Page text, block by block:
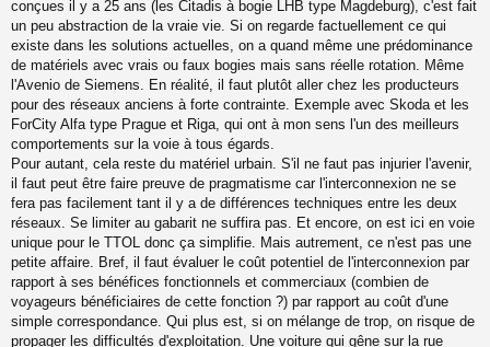
g
e
n
o
n
u
conçues il y a 25 ans (les Citadis à bogie LHB type Magdeburg), c'est fait
un peu abstraction de la vraie vie. Si on regarde factuellement ce qui
existe dans les solutions actuelles, on a quand même une prédominance
de matériels avec vrais ou faux bogies mais sans réelle rotation. Même
l'Avenio de Siemens. En réalité, il faut plutôt aller chez les producteurs
pour des réseaux anciens à forte contrainte. Exemple avec Skoda et les
ForCity Alfa type Prague et Riga, qui ont à mon sens l'un des meilleurs
comportements sur la voie à tous égards.
Pour autant, cela reste du matériel urbain. S'il ne faut pas injurier l'avenir,
il faut peut être faire preuve de pragmatisme car l'interconnexion ne se
fera pas facilement tant il y a de différences techniques entre les deux
réseaux. Se limiter au gabarit ne suffira pas. Et encore, on est ici en voie
unique pour le TTOL donc ça simplifie. Mais autrement, ce n'est pas une
petite affaire. Bref, il faut évaluer le coût potentiel de l'interconnexion par
rapport à ses bénéfices fonctionnels et commerciaux (combien de
voyageurs bénéficiaires de cette fonction ?) par rapport au coût d'une
simple correspondance. Qui plus est, si on mélange de trop, on risque de
propager les difficultés d'exploitation. Une voiture qui gêne sur la rue